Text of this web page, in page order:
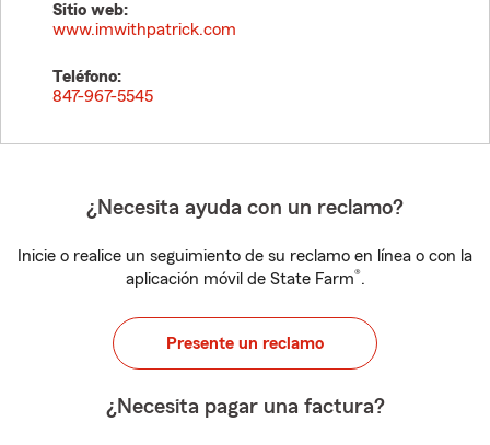
Sitio web:
www.imwithpatrick.com
Teléfono:
847-967-5545
¿Necesita ayuda con un reclamo?
Inicie o realice un seguimiento de su reclamo en línea o con la
aplicación móvil de State Farm®.
Presente un reclamo
¿Necesita pagar una factura?